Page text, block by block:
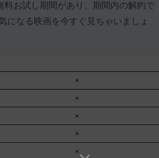
料お試し期間があり、期間内の解約で
になる映画を今すぐ見ちゃいましょ
×
×
×
×
×